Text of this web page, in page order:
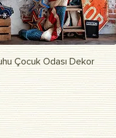
просмотр
Çocuk Odası Dekor